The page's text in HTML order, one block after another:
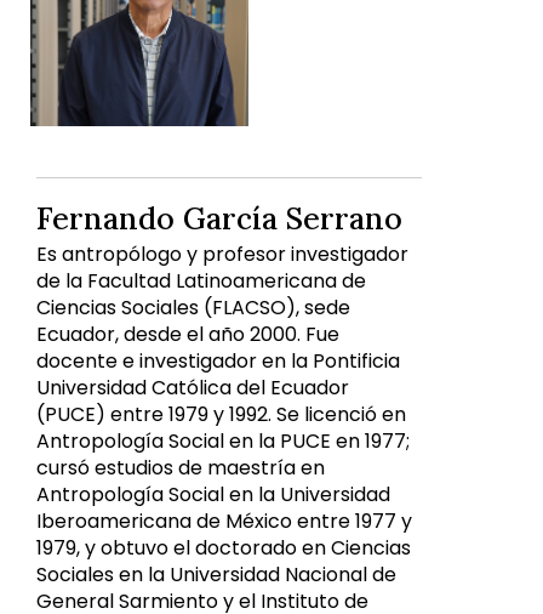
Fernando García Serrano
Es antropólogo y profesor investigador
de la Facultad Latinoamericana de
Ciencias Sociales (FLACSO), sede
Ecuador, desde el año 2000. Fue
docente e investigador en la Pontificia
Universidad Católica del Ecuador
(PUCE) entre 1979 y 1992. Se licenció en
Antropología Social en la PUCE en 1977;
cursó estudios de maestría en
Antropología Social en la Universidad
Iberoamericana de México entre 1977 y
1979, y obtuvo el doctorado en Ciencias
Sociales en la Universidad Nacional de
General Sarmiento y el Instituto de